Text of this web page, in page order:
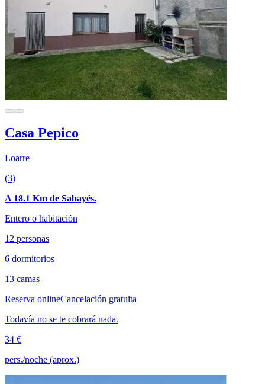
Casa Pepico
Loarre
(3)
A 18.1 Km de Sabayés.
Entero o habitación
12 personas
6 dormitorios
13 camas
Reserva onlineCancelación gratuita
Todavía no se te cobrará nada.
34 €
pers./noche (aprox.)